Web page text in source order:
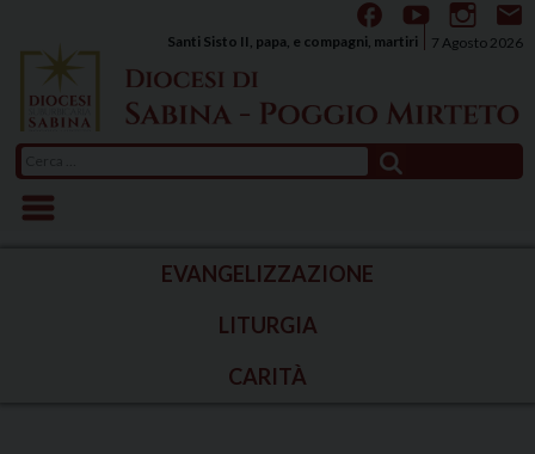
content
7 Agosto 2026
Santi Sisto II, papa, e compagni, martiri
per:
EVANGELIZZAZIONE
LITURGIA
CARITÀ